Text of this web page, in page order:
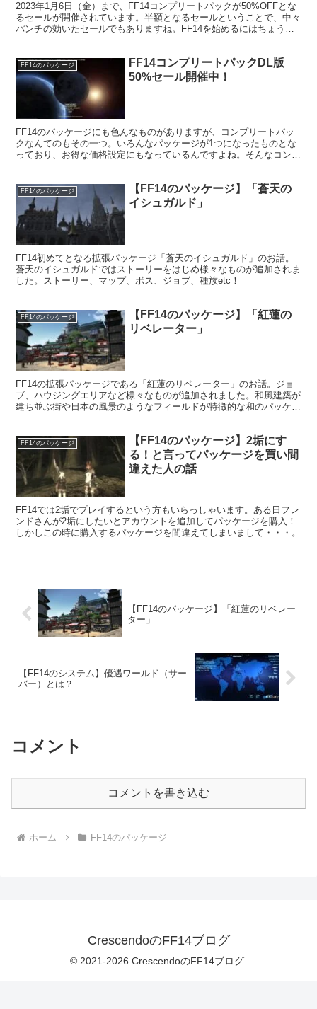
2023年1月6日（金）まで、FF14コンプリートパックが50%OFFとな
るセールが開催されています。半額となるセールということで、中々
パンチの効いたセールでもありますね。FF14を始めるにはちょうど
FF14のパッケージ
FF14コンプリートパックDL版
50%セール開催中！
FF14のパッケージにも色んなものがありますが、コンプリートパッ
クなんてのもその一つ。いろんなパッケージが1つになったものとな
っており、お得な価格設定にもなっているんですよね。そんなコンプ
FF14のパッケージ
【FF14のパッケージ】「蒼天の
イシュガルド」
FF14初めてとなる拡張パッケージ「蒼天のイシュガルド」のお話。
蒼天のイシュガルドではストーリーをはじめ様々なものが追加されま
した。ストーリー、マップ、ボス、ジョブ、種族etc！
FF14のパッケージ
【FF14のパッケージ】「紅蓮の
リベレーター」
FF14の拡張パッケージである「紅蓮のリベレーター」のお話。ジョ
ブ、ハウジングエリアなど様々なものが追加されました。和風建築が
建ち並ぶ街や日本の風景のようなフィールドが特徴的な和のパッケー
FF14のパッケージ
【FF14のパッケージ】2垢にす
る！と言ってパッケージを買い間
違えた人の話
FF14では2垢でプレイするという方もいらっしゃいます。ある日フレ
ンドさんが2垢にしたいとアカウントを追加してパッケージを購入！
しかしこの時に購入するパッケージを間違えてしまいまして・・・。
【FF14のパッケージ】「紅蓮のリベレー
ター」
【FF14のシステム】優遇ワールド（サー
バー）とは？
コメント
コメントを書き込む
ホーム FF14のパッケージ
CrescendoのFF14ブログ
© 2021-2026 CrescendoのFF14ブログ.